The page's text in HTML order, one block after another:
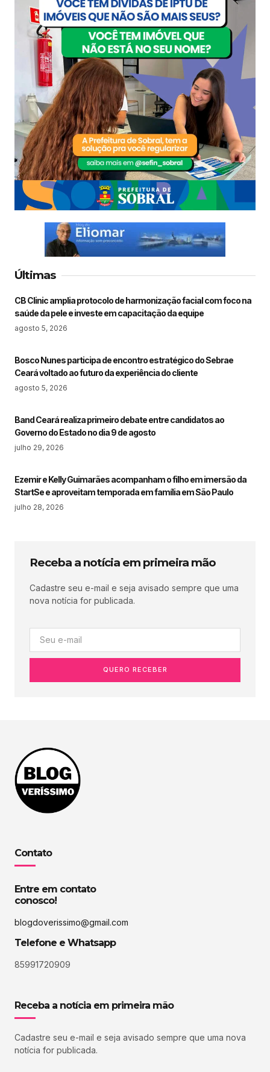
Últimas
CB Clinic amplia protocolo de harmonização facial com foco na
saúde da pele e investe em capacitação da equipe
agosto 5, 2026
Bosco Nunes participa de encontro estratégico do Sebrae
Ceará voltado ao futuro da experiência do cliente
agosto 5, 2026
Band Ceará realiza primeiro debate entre candidatos ao
Governo do Estado no dia 9 de agosto
julho 29, 2026
Ezemir e Kelly Guimarães acompanham o filho em imersão da
StartSe e aproveitam temporada em família em São Paulo
julho 28, 2026
Receba a notícia em primeira mão
Cadastre seu e-mail e seja avisado sempre que uma
nova notícia for publicada.
QUERO RECEBER
Contato
Entre em contato
conosco!
blogdoverissimo@gmail.com
Telefone e Whatsapp
85991720909
Receba a notícia em primeira mão
Cadastre seu e-mail e seja avisado sempre que uma nova
notícia for publicada.